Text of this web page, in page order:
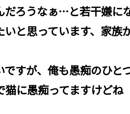
ろうなぁ…と若干嫌に
と思っています、家族
すが、俺も愚痴のひ
に愚痴ってますけどね